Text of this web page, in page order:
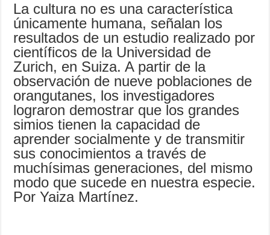
La cultura no es una característica
únicamente humana, señalan los
resultados de un estudio realizado por
científicos de la Universidad de
Zurich, en Suiza. A partir de la
observación de nueve poblaciones de
orangutanes, los investigadores
lograron demostrar que los grandes
simios tienen la capacidad de
aprender socialmente y de transmitir
sus conocimientos a través de
muchísimas generaciones, del mismo
modo que sucede en nuestra especie.
Por Yaiza Martínez.